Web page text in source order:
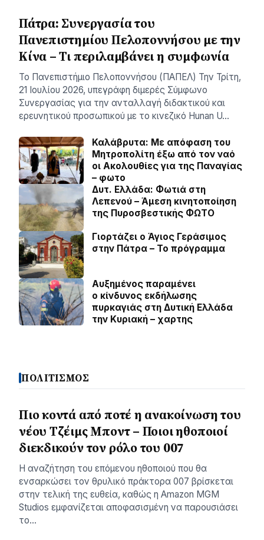
Πάτρα: Συνεργασία του
Πανεπιστημίου Πελοποννήσου με την
Κίνα – Τι περιλαμβάνει η συμφωνία
Το Πανεπιστήμιο Πελοποννήσου (ΠΑΠΕΛ) Την Τρίτη,
21 Ιουλίου 2026, υπεγράφη διμερές Σύμφωνο
Συνεργασίας για την ανταλλαγή διδακτικού και
ερευνητικού προσωπικού με το κινεζικό Hunan U…
Καλάβρυτα: Με απόφαση του
Μητροπολίτη έξω από τον ναό
οι Ακολουθίες για της Παναγίας
– φωτο
Δυτ. Ελλάδα: Φωτιά στη
Λεπενού – Άμεση κινητοποίηση
της Πυροσβεστικής ΦΩΤΟ
Γιορτάζει ο Άγιος Γεράσιμος
στην Πάτρα – Το πρόγραμμα
Αυξημένος παραμένει
ο κίνδυνος εκδήλωσης
πυρκαγιάς στη Δυτική Ελλάδα
την Κυριακή – χαρτης
ΠΟΛΙΤΙΣΜΟΣ
Πιο κοντά από ποτέ η ανακοίνωση του
νέου Τζέιμς Μποντ – Ποιοι ηθοποιοί
διεκδικούν τον ρόλο του 007
Η αναζήτηση του επόμενου ηθοποιού που θα
ενσαρκώσει τον θρυλικό πράκτορα 007 βρίσκεται
στην τελική της ευθεία, καθώς η Amazon MGM
Studios εμφανίζεται αποφασισμένη να παρουσιάσει
το…